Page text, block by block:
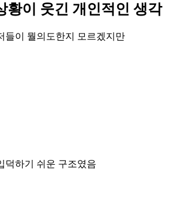
황이 웃긴 개인적인 생각
들이 뭘의도한지 모르겠지만
덕하기 쉬운 구조였음